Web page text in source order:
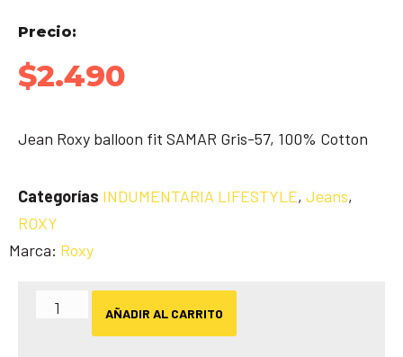
Precio:
$2.490
Jean Roxy balloon fit SAMAR Gris-57, 100% Cotton
Categorías INDUMENTARIA LIFESTYLE, Jeans,
ROXY
Marca: Roxy
AÑADIR AL CARRITO